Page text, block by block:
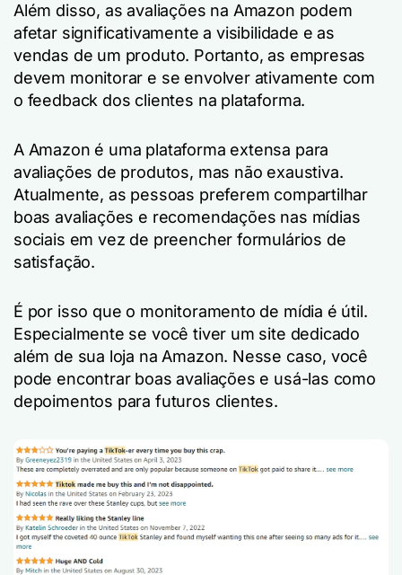
Além disso, as avaliações na Amazon podem
afetar significativamente a visibilidade e as
vendas de um produto. Portanto, as empresas
devem monitorar e se envolver ativamente com
o feedback dos clientes na plataforma.
A Amazon é uma plataforma extensa para
avaliações de produtos, mas não exaustiva.
Atualmente, as pessoas preferem compartilhar
boas avaliações e recomendações nas mídias
sociais em vez de preencher formulários de
satisfação.
É por isso que o monitoramento de mídia é útil.
Especialmente se você tiver um site dedicado
além de sua loja na Amazon. Nesse caso, você
pode encontrar boas avaliações e usá-las como
depoimentos para futuros clientes.